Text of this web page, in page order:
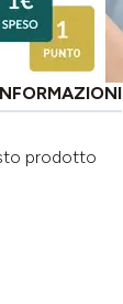
prodotto